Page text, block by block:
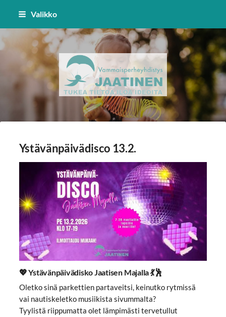
Siirry
Valikko
Vammaisperheyhdistys
Ystävänpäivädisco 13.2.
💖 Ystävänpäivädisko Jaatisen Majalla 💃🕺
Oletko sinä parkettien partaveitsi, keinutko rytmissä
vai nautiskeletko musiikista sivummalta?
Tyylistä riippumatta olet lämpimästi tervetullut